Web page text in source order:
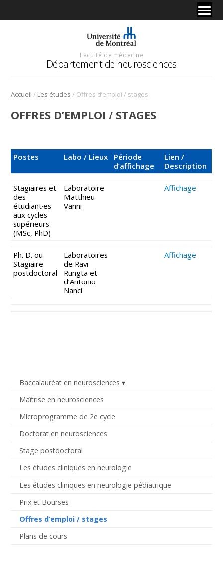
Faculté de médecine
Département de neurosciences
Accueil / Les études / Offres d’emploi / stages
Baccalauréat en neurosciences
Maîtrise en neurosciences
Microprogramme de 2e cycle
Doctorat en neurosciences
Stage postdoctoral
Les études cliniques en neurologie
Les études cliniques en neurologie pédiatrique
Prix et Bourses
Offres d’emploi / stages
Plans de cours
OFFRES D’EMPLOI / STAGES
Postes Labo / Lieux
Période
d’affichage
Lien /
Description
Stagiaires et
des
étudiant·es
aux cycles
supérieurs
(MSc, PhD)
Laboratoire
Matthieu
Vanni
Affichage
Ph. D. ou
Stagiaire
postdoctoral
Laboratoires
de Ravi
Rungta et
d’Antonio
Nanci
Affichage